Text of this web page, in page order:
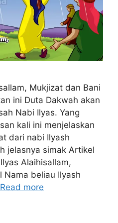
Mukjizat dan Bani
ini Duta Dakwah akan
Nabi Ilyas. Yang
kali ini menjelaskan
dari nabi Ilyash
jelasnya simak Artikel
Alaihisallam,
Nama beliau Ilyash
Read more